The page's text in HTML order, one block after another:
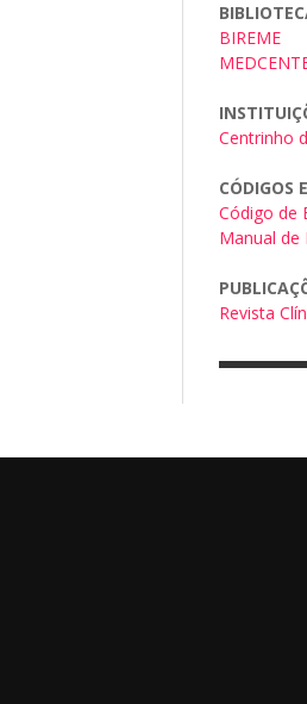
BIREME
Centrinho
CÓDIGOS
Código de
Manual de
Revista